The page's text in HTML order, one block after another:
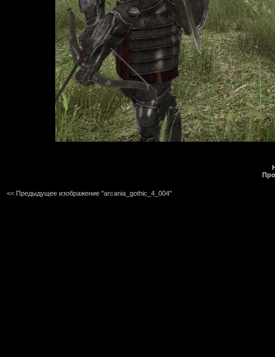
<< Предыдущее изображение "arcania_gothic_4_004"